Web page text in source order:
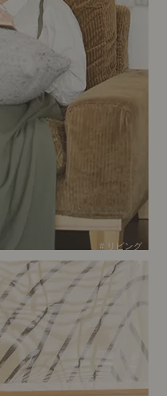
# リビング